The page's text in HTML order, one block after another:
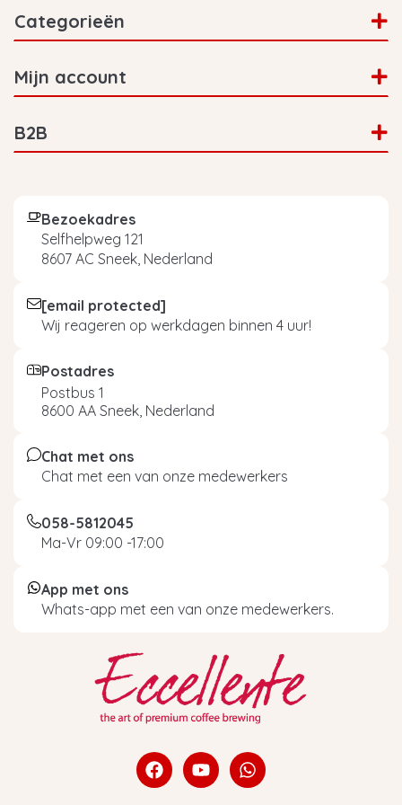
Categorieën
Mijn account
B2B
Bezoekadres
Selfhelpweg 121
8607 AC Sneek, Nederland
[email protected]
Wij reageren op werkdagen binnen 4 uur!
Postadres
Postbus 1
8600 AA Sneek, Nederland
Chat met ons
Chat met een van onze medewerkers
058-5812045
Ma-Vr 09:00 -17:00
App met ons
Whats-app met een van onze medewerkers.